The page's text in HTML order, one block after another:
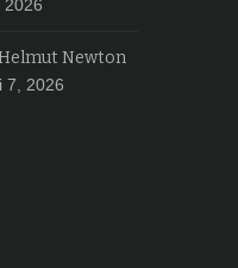
2026
Newton
7, 2026